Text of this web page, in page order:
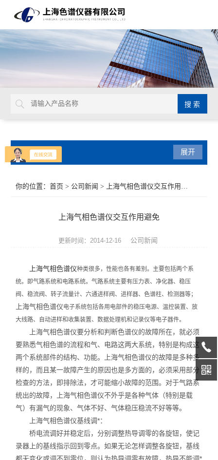
产品分类
通用型气相色谱仪
水份测定仪
微波消解/萃取仪
色谱配套设备
实验室设备
离子色谱仪
展开
你的位置：首页 > 公司新闻 > 上海气相色谱仪交互作用避免
上海气相色谱仪交互作用避免
更新时间：2014-12-16 公司新闻
上海气相色谱仪种类很多，性能也各有差别。主要包括两个系
统。即气路系统和电路系统。气路系统主要有压力表、净化器、稳压
阀、稳流阀、转子流量计、六通进样阀、进样器、色谱柱、检测器等；
上海气相色谱仪电子系统包括各用电部件的稳压电源、温控装置、放
大线路、自动进样和收集装置、数据处理机和记录仪等电子器件。
上海气相色谱仪要分析和判断色谱仪的故障所在，就必须
要熟悉气相色谱的流程和气、电路这两大系统，特别是构成这
两个系统部件的结构、功能。上海气相色谱仪的故障是多种多
样的，而且某一故障产生的原因也是多方面的，必须采用部分
检查的方法，即排除法，才可能缩小故障的范围。对于气路系
统出的故障，上海气相色谱仪不外乎是各种气体（特别是载
气）有漏气的现象、气体不好、气体稳压稳流不好等等。
上海气相色谱仪基线调*：
桥电流调好并稳定后，分别调整热导调零的各旋钮，使记
录器上的基线指示回到零点。如果无论怎样调整各旋钮，基线